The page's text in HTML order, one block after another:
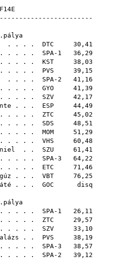
F14E
. . . . DTC 30,41
. . . . SPA-1 36,29
. . . . KST 38,03
. . . . PVS 39,15
. . . . SPA-2 41,16
. . . . GYO 41,39
. . . . SZV 42,17
. . . ESP 44,49
. . . . ZTC 45,02
. . . . SDS 48,51
. . . . MOM 51,29
. . . . VHS 60,48
. . SZU 61,41
. . . . SPA-3 64,22
. . . . ETC 71,46
. . . VBT 76,25
. . . GOC disq
. . . . SPA-1 26,11
. . . . ZTC 29,57
. . . . SZV 33,10
. . PVS 38,19
. . . . SPA-3 38,57
. . . . SPA-2 39,12